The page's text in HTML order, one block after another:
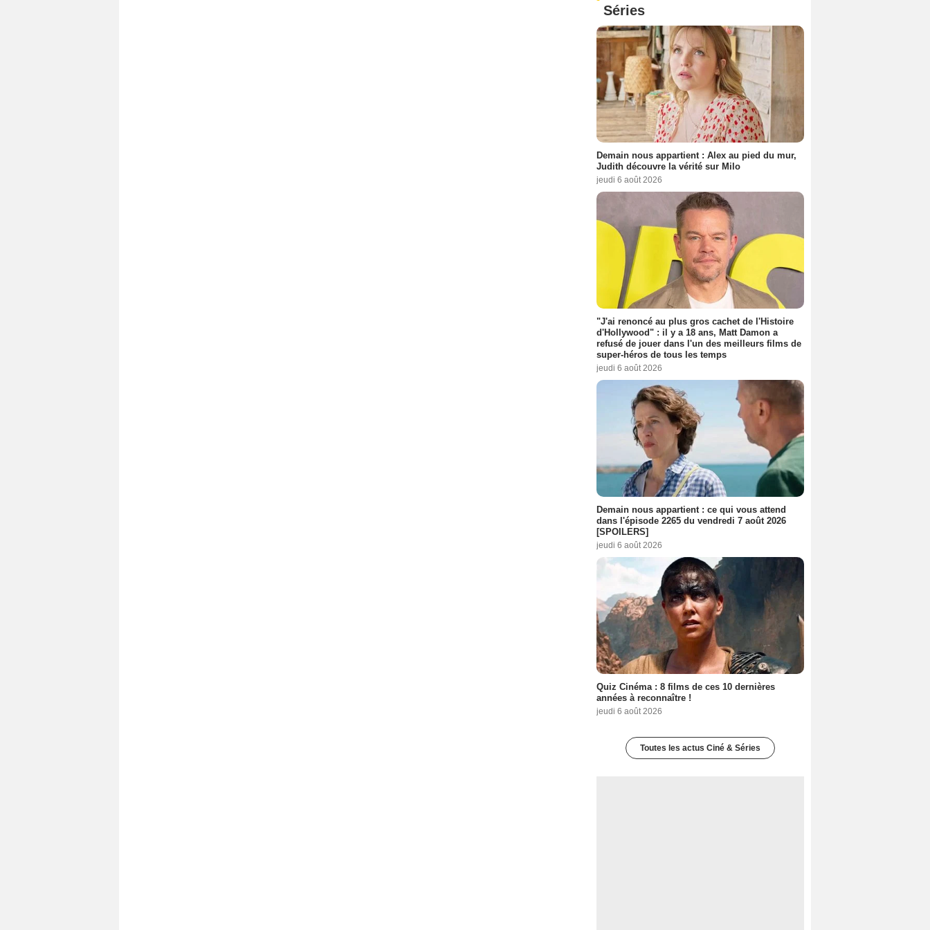
Séries
Demain nous appartient : Alex au pied du mur,
Judith découvre la vérité sur Milo
jeudi 6 août 2026
"J'ai renoncé au plus gros cachet de l'Histoire
d'Hollywood" : il y a 18 ans, Matt Damon a
refusé de jouer dans l'un des meilleurs films de
super-héros de tous les temps
jeudi 6 août 2026
Demain nous appartient : ce qui vous attend
dans l'épisode 2265 du vendredi 7 août 2026
[SPOILERS]
jeudi 6 août 2026
Quiz Cinéma : 8 films de ces 10 dernières
années à reconnaître !
jeudi 6 août 2026
Toutes les actus Ciné & Séries